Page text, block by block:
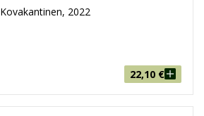
Kovakantinen, 2022
22,10 €